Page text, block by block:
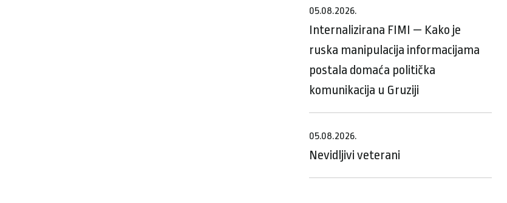
05.08.2026.
Internalizirana FIMI — Kako je
ruska manipulacija informacijama
postala domaća politička
komunikacija u Gruziji
05.08.2026.
Nevidljivi veterani